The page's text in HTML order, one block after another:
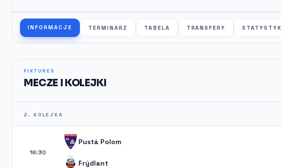
INFORMACJE TERMINARZ TABELA TRANSFERY
FIXTURES
MECZE I KOLEJKI
2. KOLEJKA
16:30
Pustá Polom
Frýdlant